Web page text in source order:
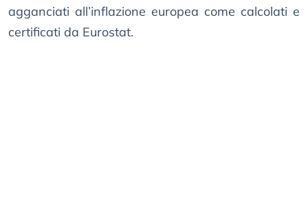
agganciati all’inflazione europea come calcolati e
certificati da Eurostat.